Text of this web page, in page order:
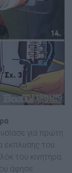
για πρώτη
έκπλυσης του
του κινητήρα.
άφησε